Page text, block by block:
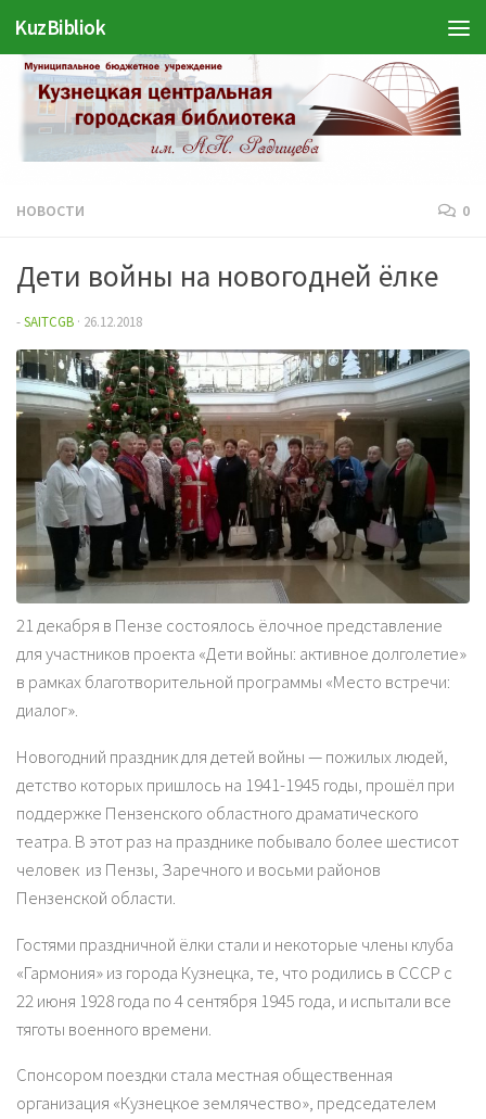
Перейти к содержимому
KuzBibliok
НОВОСТИ 0
Дети войны на новогодней ёлке
-SAITCGB · 26.12.2018
21 декабря в Пензе состоялось ёлочное представление
для участников проекта «Дети войны: активное долголетие»
в рамках благотворительной программы «Место встречи:
диалог».
Новогодний праздник для детей войны — пожилых людей,
детство которых пришлось на 1941-1945 годы, прошёл при
поддержке Пензенского областного драматического
театра. В этот раз на празднике побывало более шестисот
человек из Пензы, Заречного и восьми районов
Пензенской области.
Гостями праздничной ёлки стали и некоторые члены клуба
«Гармония» из города Кузнецка, те, что родились в СССР с
22 июня 1928 года по 4 сентября 1945 года, и испытали все
тяготы военного времени.
Спонсором поездки стала местная общественная
организация «Кузнецкое землячество», председателем